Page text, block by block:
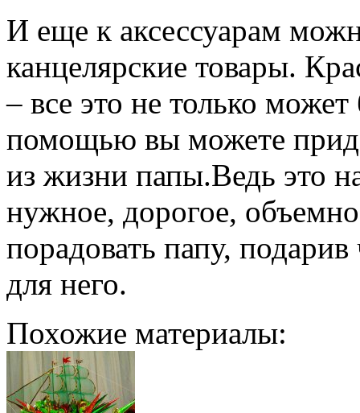
И еще к аксессуарам
канцелярские товары.
– все это не только
помощью вы можете
из жизни папы.Ведь это
нужное, дорогое,
порадовать папу,
для него.
Похожие материалы: